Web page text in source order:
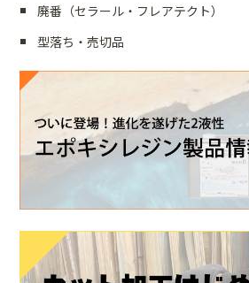
廃番（セラール・フレアテクト）
型落ち・売切品